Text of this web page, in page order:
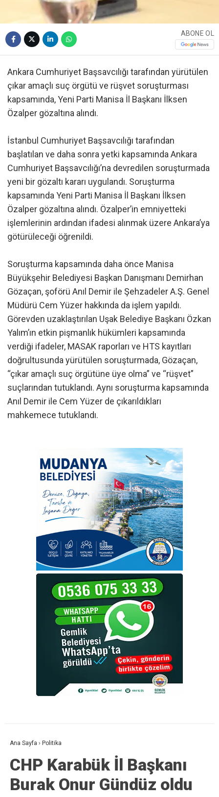
ABONE OL
Ankara Cumhuriyet Başsavcılığı tarafından yürütülen
çıkar amaçlı suç örgütü ve rüşvet soruşturması
kapsamında, Yeni Parti Manisa İl Başkanı İlksen
Özalper gözaltına alındı.
İstanbul Cumhuriyet Başsavcılığı tarafından
başlatılan ve daha sonra yetki kapsamında Ankara
Cumhuriyet Başsavcılığı’na devredilen soruşturmada
yeni bir gözaltı kararı uygulandı. Soruşturma
kapsamında Yeni Parti Manisa İl Başkanı İlksen
Özalper gözaltına alındı. Özalper’in emniyetteki
işlemlerinin ardından ifadesi alınmak üzere Ankara’ya
götürüleceği öğrenildi.
Soruşturma kapsamında daha önce Manisa
Büyükşehir Belediyesi Başkan Danışmanı Demirhan
Gözaçan, şoförü Anıl Demir ile Şehzadeler A.Ş. Genel
Müdürü Cem Yüzer hakkında da işlem yapıldı.
Görevden uzaklaştırılan Uşak Belediye Başkanı Özkan
Yalım’ın etkin pişmanlık hükümleri kapsamında
verdiği ifadeler, MASAK raporları ve HTS kayıtları
doğrultusunda yürütülen soruşturmada, Gözaçan,
“çıkar amaçlı suç örgütüne üye olma” ve “rüşvet”
suçlarından tutuklandı. Aynı soruşturma kapsamında
Anıl Demir ile Cem Yüzer de çıkarıldıkları
mahkemece tutuklandı.
Ana Sayfa › Politika
CHP Karabük İl Başkanı
Burak Onur Gündüz oldu